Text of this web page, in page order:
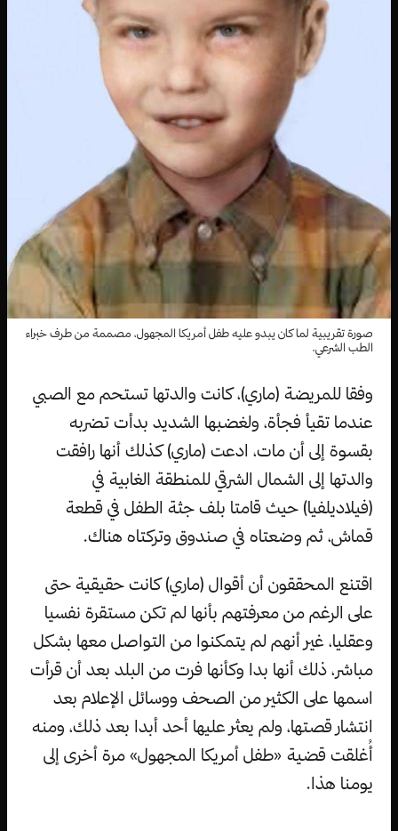
صورة تقريبية لما كان يبدو عليه طفل أمريكا المجهول، مصممة من طرف خبراء
الطب الشرعي.
وفقا للمريضة (ماري)، كانت والدتها تستحم مع الصبي
عندما تقيأ فجأة، ولغضبها الشديد بدأت تضربه
بقسوة إلى أن مات، ادعت (ماري) كذلك أنها رافقت
والدتها إلى الشمال الشرقي للمنطقة الغابية في
(فيلاديلفيا) حيث قامتا بلف جثة الطفل في قطعة
قماش، ثم وضعتاه في صندوق وتركتاه هناك.
اقتنع المحققون أن أقوال (ماري) كانت حقيقية حتى
على الرغم من معرفتهم بأنها لم تكن مستقرة نفسيا
وعقليا، غير أنهم لم يتمكنوا من التواصل معها بشكل
مباشر، ذلك أنها بدا وكأنها فرت من البلد بعد أن قرأت
اسمها على الكثير من الصحف ووسائل الإعلام بعد
انتشار قصتها، ولم يعثر عليها أحد أبدا بعد ذلك، ومنه
أُغلقت قضية «طفل أمريكا المجهول» مرة أخرى إلى
يومنا هذا.